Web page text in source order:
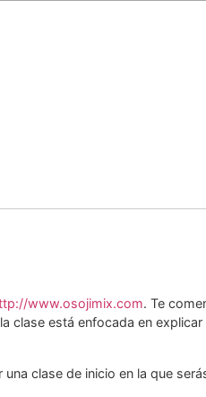
www.osojimix.com. Te
clase está enfocada en
clase de inicio en la que